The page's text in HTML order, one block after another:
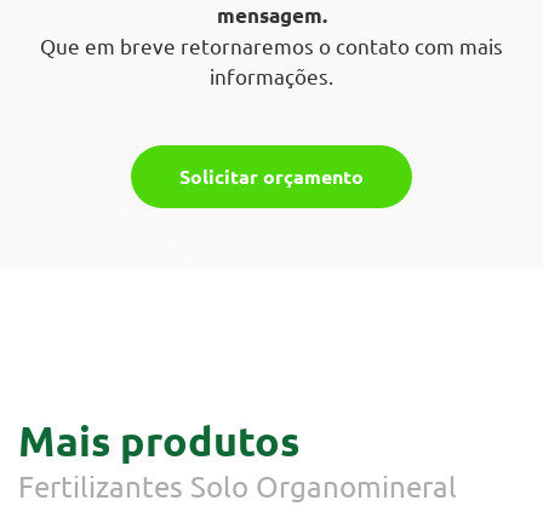
mensagem.
Que em breve retornaremos o contato com mais
informações.
Solicitar orçamento
Mais produtos
Fertilizantes Solo Organomineral